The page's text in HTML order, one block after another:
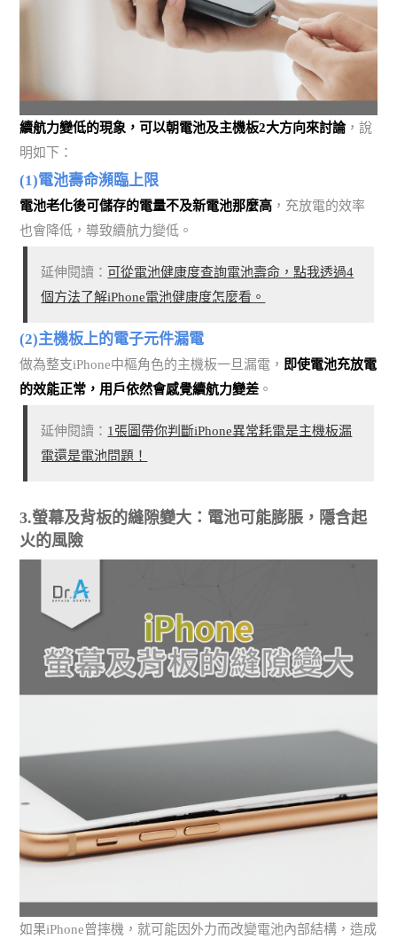
續航力變低的現象，可以朝電池及主機板2大方向來討論，說
明如下：
(1)電池壽命瀕臨上限
電池老化後可儲存的電量不及新電池那麼高 ，充放電的效率
也會降低，導致續航力變低。
延伸閱讀： 可從電池健康度查詢電池壽命，點我透過4
個方法了解iPhone電池健康度怎麼看。
(2)主機板上的電子元件漏電
做為整支iPhone中樞角色的主機板一旦漏電， 即使電池充放電
的效能正常，用戶依然會感覺續航力變差 。
延伸閱讀： 1張圖帶你判斷iPhone異常耗電是主機板漏
電還是電池問題！
3.螢幕及背板的縫隙變大：電池可能膨脹，隱含起
火的風險
如果iPhone曾摔機，就可能因外力而改變電池內部結構，造成